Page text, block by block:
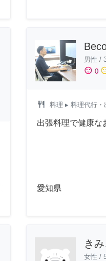
男性 /
sentiment_satisfied 0
restaurant 料理 ▸ 料理代行・
出張料理で健康な
愛知県
き
女性 /